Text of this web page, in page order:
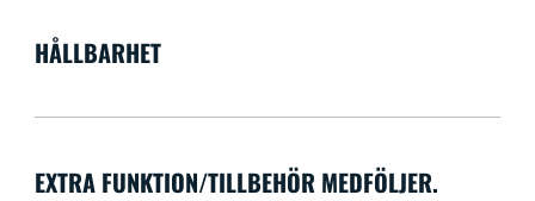
HÅLLBARHET
EXTRA FUNKTION/TILLBEHÖR MEDFÖLJER.